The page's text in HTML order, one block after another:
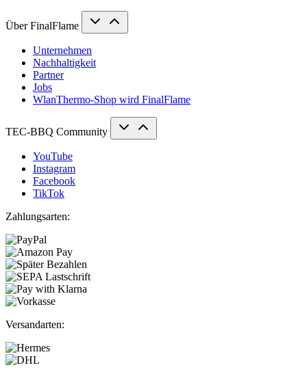
Über FinalFlame
Unternehmen
Nachhaltigkeit
Partner
Jobs
WlanThermo-Shop wird FinalFlame
TEC-BBQ Community
YouTube
Instagram
Facebook
TikTok
Zahlungsarten:
Versandarten: